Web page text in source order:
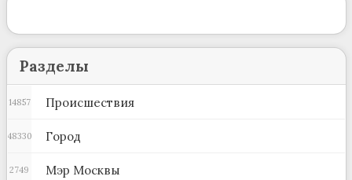
Разделы
Происшествия
14857
Город
48330
Мэр Москвы
2749